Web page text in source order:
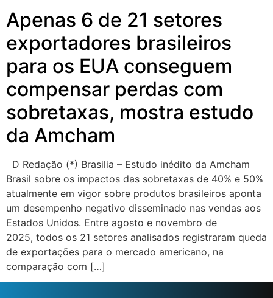
Apenas 6 de 21 setores
exportadores brasileiros
para os EUA conseguem
compensar perdas com
sobretaxas, mostra estudo
da Amcham
D Redação (*) Brasilia – Estudo inédito da Amcham
Brasil sobre os impactos das sobretaxas de 40% e 50%
atualmente em vigor sobre produtos brasileiros aponta
um desempenho negativo disseminado nas vendas aos
Estados Unidos. Entre agosto e novembro de
2025, todos os 21 setores analisados registraram queda
de exportações para o mercado americano, na
comparação com […]